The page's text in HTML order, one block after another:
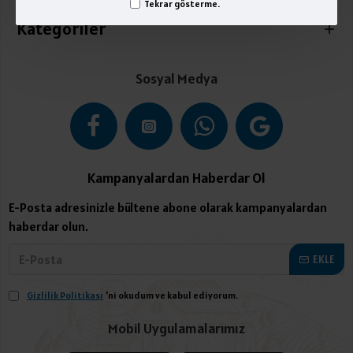
Tekrar gösterme.
Kategoriler
Sosyal Medya
Kampanyalardan Haberdar Ol
E-Posta adresinizle bültene abone olarak kampanyalardan
haberdar olun.
EKLE
Gizlilik Politikası 'ni okudum ve kabul ediyorum.
Mobil Uygulamalarımız